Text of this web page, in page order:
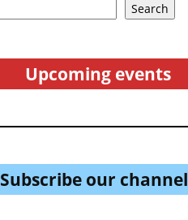
Search
Upcoming events
Subscribe our channel